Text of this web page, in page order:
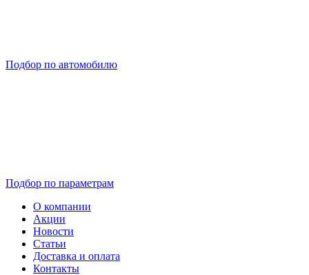
Подбор по автомобилю
Подбор по параметрам
О компании
Акции
Новости
Статьи
Доставка и оплата
Контакты